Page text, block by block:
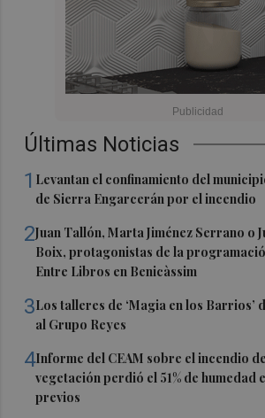
Últimas Noticias
1 Levantan el confinamiento del
de Sierra Engarcerán por el incendio
2Juan Tallón, Marta Jiménez Serrano o
Boix, protagonistas de la
Entre Libros en Benicàssim
3Los talleres de ‘Magia en los Barrios’
al Grupo Reyes
4Informe del CEAM sobre el incendio
vegetación perdió el 51% de humedad
previos